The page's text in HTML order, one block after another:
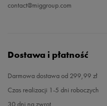
contact@miggroup.com
Dostawa i płatność
Darmowa dostawa od 299,99 zł
Czas realizacji 1-5 dni roboczych
30 dni na zwrot